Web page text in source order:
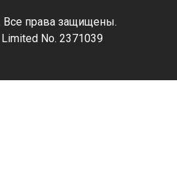
Все права защищены.
No. 2371039